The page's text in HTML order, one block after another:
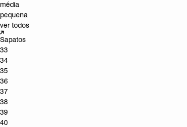
média
pequena
ver todos
Sapatos
33
34
35
36
37
38
39
40